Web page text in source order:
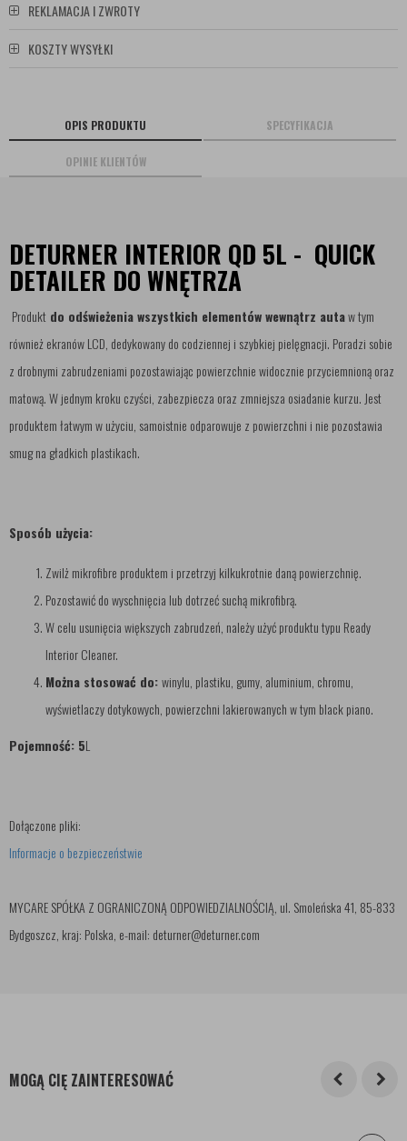
REKLAMACJA I ZWROTY
KOSZTY WYSYŁKI
OPIS PRODUKTU SPECYFIKACJA
OPINIE KLIENTÓW
DETURNER INTERIOR QD 5L - QUICK
DETAILER DO WNĘTRZA
Produkt do odświeżenia wszystkich elementów wewnątrz autaw tym
również ekranów LCD, dedykowany do codziennej i szybkiej pielęgnacji. Poradzi sobie
z drobnymi zabrudzeniami pozostawiając powierzchnie widocznie przyciemnioną oraz
matową. W jednym kroku czyści, zabezpiecza oraz zmniejsza osiadanie kurzu. Jest
produktem łatwym w użyciu, samoistnie odparowuje z powierzchni i nie pozostawia
smug na gładkich plastikach.
Sposób użycia:
Zwilż mikrofibre produktem i przetrzyj kilkukrotnie daną powierzchnię.
Pozostawić do wyschnięcia lub dotrzeć suchą mikrofibrą.
W celu usunięcia większych zabrudzeń, należy użyć produktu typu Ready
Interior Cleaner.
Można stosować do:winylu, plastiku, gumy, aluminium, chromu,
wyświetlaczy dotykowych, powierzchni lakierowanych w tym black piano.
Pojemność: 5L
Dołączone pliki:
Informacje o bezpieczeństwie
MYCARE SPÓŁKA Z OGRANICZONĄ ODPOWIEDZIALNOŚCIĄ, ul. Smoleńska 41, 85-833
Bydgoszcz, kraj: Polska, e-mail: deturner@deturner.com
MOGĄ CIĘ ZAINTERESOWAĆ